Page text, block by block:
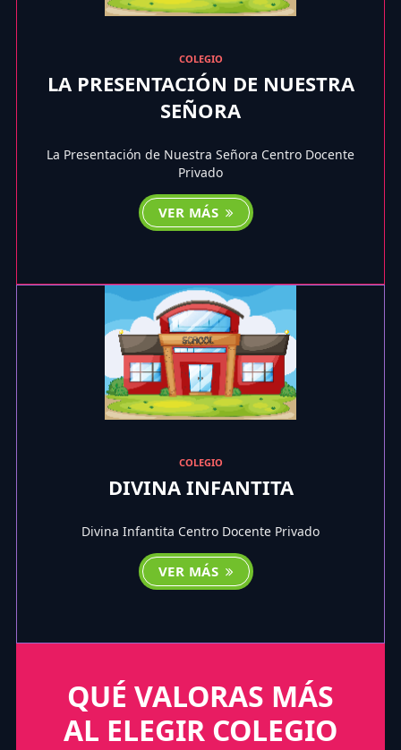
COLEGIO
LA PRESENTACIÓN DE NUESTRA
SEÑORA
La Presentación de Nuestra Señora Centro Docente
Privado
VER MÁS
COLEGIO
DIVINA INFANTITA
Divina Infantita Centro Docente Privado
VER MÁS
QUÉ VALORAS MÁS
AL ELEGIR COLEGIO